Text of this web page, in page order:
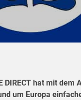
DIRECT hat mit
um Europa